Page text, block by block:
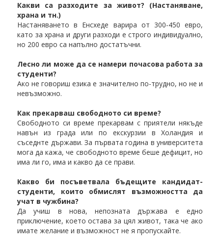
Какви са разходите за живот? (Настаняване,
храна и тн.)
Настаняването в Енсхеде варира от 300-450 евро,
като за храна и други разходи е строго индивидуално,
но 200 евро са напълно достатъчни.
Лесно ли може да се намери почасова работа за
студенти?
Ако не говориш езика е значително по-трудно, но не и
невъзможно.
Как прекарваш свободното си време?
Свободното си време прекарвам с приятели някъде
навън из града или по екскурзии в Холандия и
съседнте държави. За първата година в университета
мога да кажа, че свободното време беше дефицит, но
има ли го, има и какво да се прави.
Какво би посъветвалa бъдещите кандидат-
студенти, които обмислят възможността да
учат в чужбина?
Да учиш в нова, непозната държава е едно
приключение, което остава за цял живот, така че ако
имате желание и възможност не я пропускайте.